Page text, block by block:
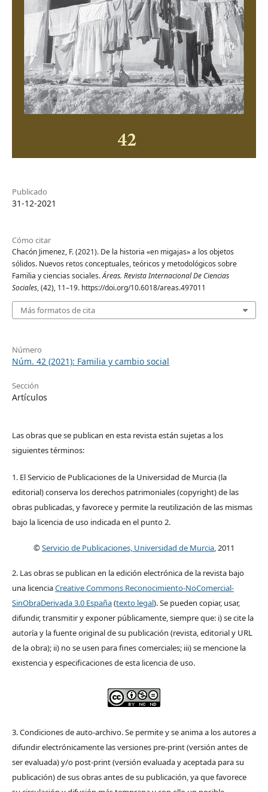
Publicado
31-12-2021
Cómo citar
Chacón Jimenez, F. (2021). De la historia «en migajas» a los objetos
sólidos. Nuevos retos conceptuales, teóricos y metodológicos sobre
Familia y ciencias sociales.Áreas. Revista Internacional De Ciencias
Sociales, (42), 11–19. https://doi.org/10.6018/areas.497011
Más formatos de cita
Número
Núm. 42 (2021): Familia y cambio social
Sección
Artículos
Las obras que se publican en esta revista están sujetas a los
siguientes términos:
1. El Servicio de Publicaciones de la Universidad de Murcia (la
editorial) conserva los derechos patrimoniales (copyright) de las
obras publicadas, y favorece y permite la reutilización de las mismas
bajo la licencia de uso indicada en el punto 2.
©Servicio de Publicaciones, Universidad de Murcia, 2011
2. Las obras se publican en la edición electrónica de la revista bajo
una licenciaCreative Commons Reconocimiento-NoComercial-
SinObraDerivada 3.0 España(texto legal). Se pueden copiar, usar,
difundir, transmitir y exponer públicamente, siempre que: i) se cite la
autoría y la fuente original de su publicación (revista, editorial y URL
de la obra); ii) no se usen para fines comerciales; iii) se mencione la
existencia y especificaciones de esta licencia de uso.
3. Condiciones de auto-archivo. Se permite y se anima a los autores a
difundir electrónicamente las versiones pre-print (versión antes de
ser evaluada) y/o post-print (versión evaluada y aceptada para su
publicación) de sus obras antes de su publicación, ya que favorece